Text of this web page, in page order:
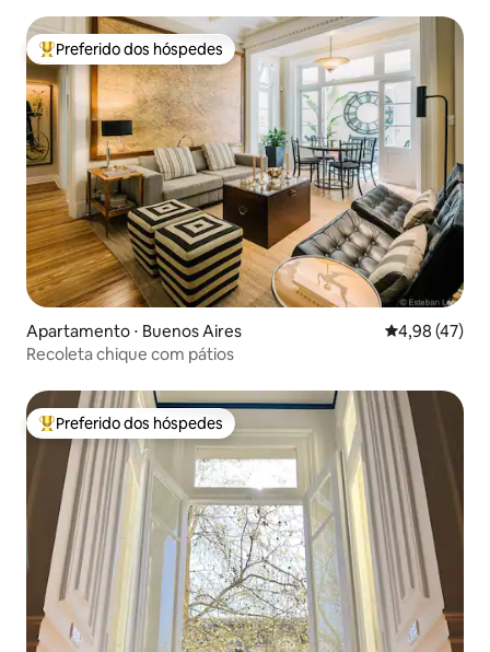
Entre os melhores preferidos dos hóspedes
Preferido dos hóspedes
Apartamento ⋅ Buenos Aires 4,98 de uma
4,98 (47)
Recoleta chique com pátios
Entre os melhores preferidos dos hóspedes
Preferido dos hóspedes